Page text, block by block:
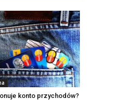
konto przychodów?